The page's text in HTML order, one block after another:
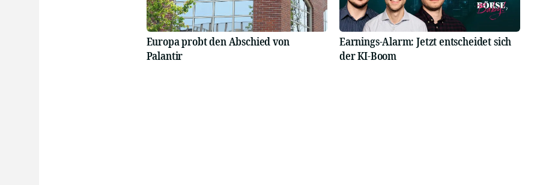
Europa probt den Abschied von
Palantir
Earnings-Alarm: Jetzt entscheidet sich
der KI-Boom